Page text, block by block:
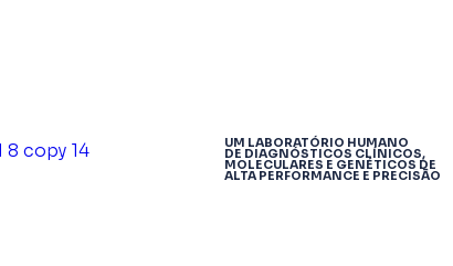
UM LABORATÓRIO HUMANO
DE DIAGNÓSTICOS CLÍNICOS,
MOLECULARES E GENÉTICOS DE
ALTA PERFORMANCE E PRECISÃO